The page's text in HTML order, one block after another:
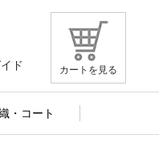
カートを見る
ド
・コート